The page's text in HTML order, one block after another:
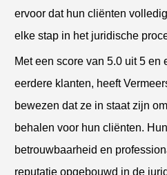
ervoor dat hun cliënten
elke stap in het juridische
Met een score van 5.0 uit 5
eerdere klanten, heeft
bewezen dat ze in staat zijn
behalen voor hun cliënten.
betrouwbaarheid en
reputatie opgebouwd in de